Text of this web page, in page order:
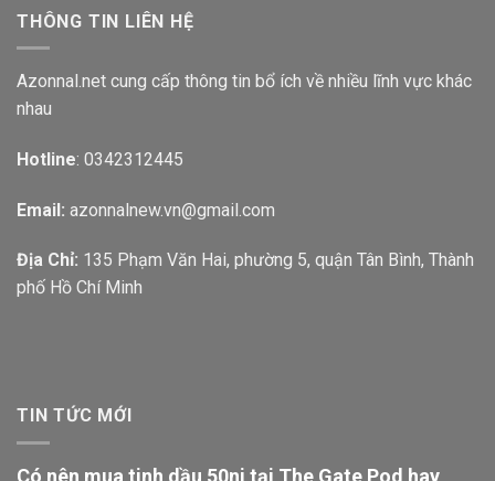
THÔNG TIN LIÊN HỆ
Azonnal.net cung cấp thông tin bổ ích về nhiều lĩnh vực khác
nhau
Hotline: 0342312445
Email: azonnalnew.vn@gmail.com
Địa Chỉ: 135 Phạm Văn Hai, phường 5, quận Tân Bình, Thành
phố Hồ Chí Minh
TIN TỨC MỚI
Có nên mua tinh dầu 50ni tại The Gate Pod hay